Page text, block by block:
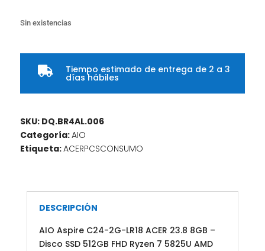
Sin existencias
 Tiempo estimado de entrega de 2 a 3
días hábiles
SKU: DQ.BR4AL.006
Categoría:AIO
Etiqueta:ACERPCSCONSUMO
DESCRIPCIÓN
AIO Aspire C24-2G-LR18 ACER 23.8 8GB –
Disco SSD 512GB FHD Ryzen 7 5825U AMD